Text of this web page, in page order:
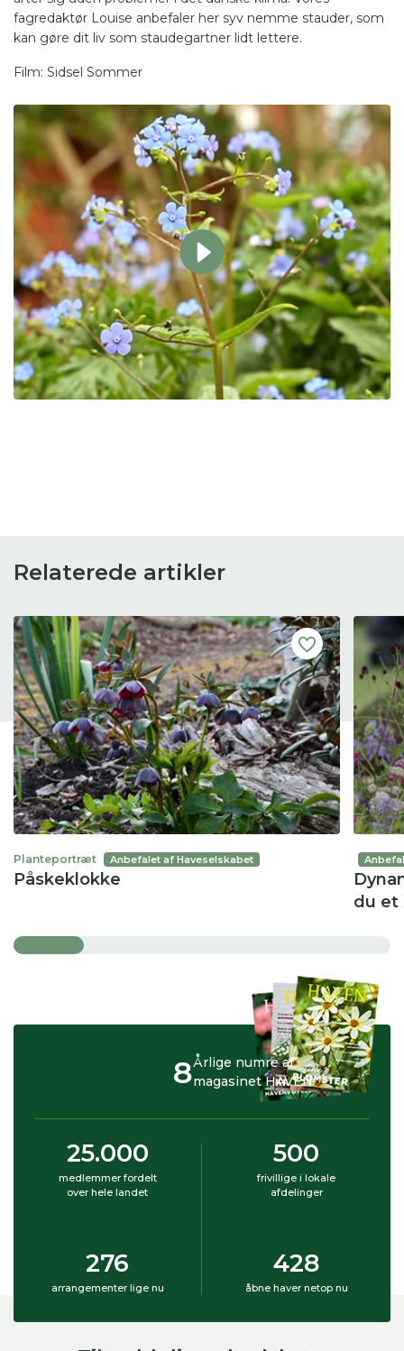
fagredaktør Louise anbefaler her syv nemme stauder, som
kan gøre dit liv som staudegartner lidt lettere.
Film: Sidsel Sommer
Relaterede artikler
Planteportræt Anbefalet af Haveselskabet
Påskeklokke
du et
Årlige numre af
magasinet HAVEN
8
25.000
medlemmer fordelt
over hele landet
500
frivillige i lokale
afdelinger
276
arrangementer lige nu
428
åbne haver netop nu